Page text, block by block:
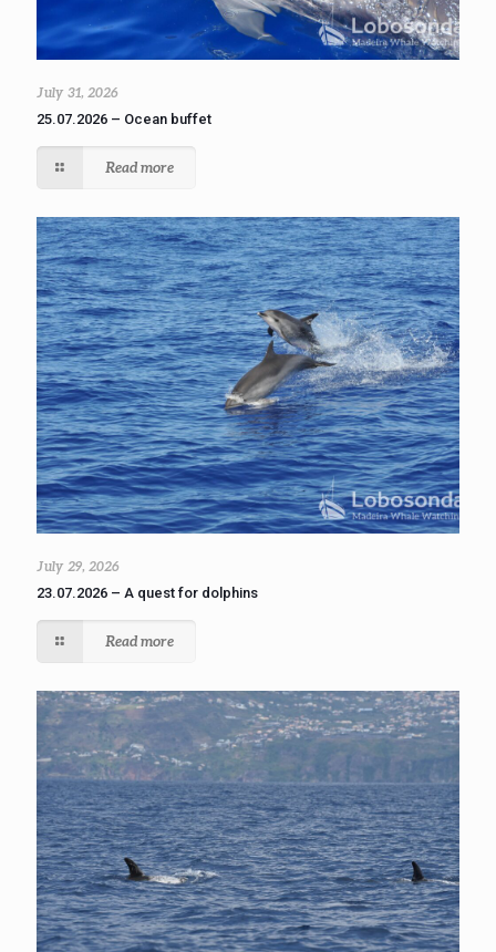
July 31, 2026
25.07.2026 – Ocean buffet
Read more
July 29, 2026
23.07.2026 – A quest for dolphins
Read more